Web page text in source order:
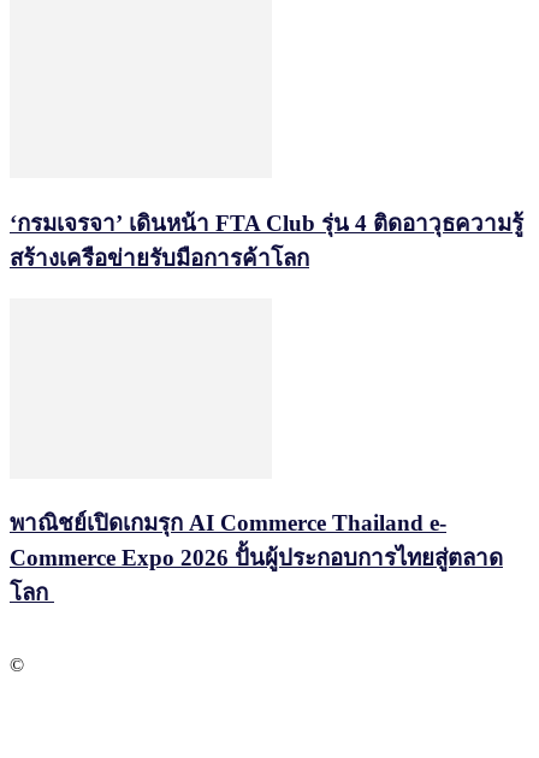
‘กรมเจรจา’ เดินหน้า FTA Club รุ่น 4 ติดอาวุธความรู้
สร้างเครือข่ายรับมือการค้าโลก
พาณิชย์เปิดเกมรุก AI Commerce Thailand e-
Commerce Expo 2026 ปั้นผู้ประกอบการไทยสู่ตลาด
โลก
©